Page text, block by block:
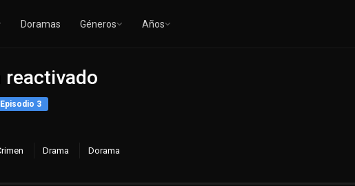
Doramas Géneros Años
reactivado
3
Drama Dorama